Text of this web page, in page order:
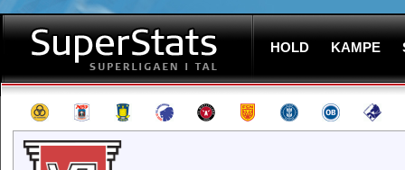
HOLD KAMPE